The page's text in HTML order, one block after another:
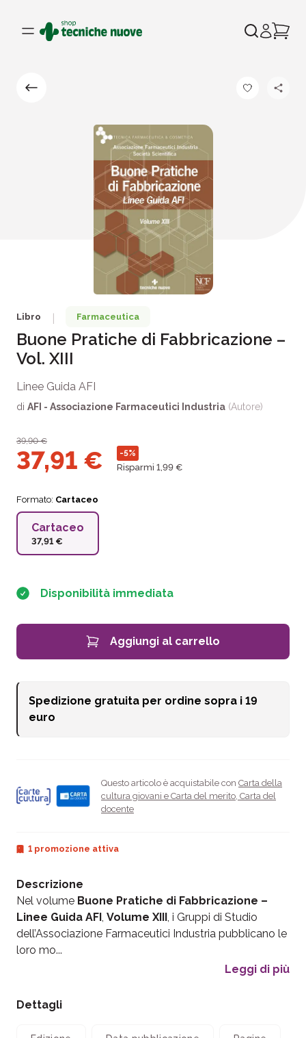
Libro Farmaceutica
Buone Pratiche di Fabbricazione –
Vol. XIII
Linee Guida AFI
di AFI - Associazione Farmaceutici Industria (Autore)
39,90€
37,91 € -5%
Risparmi 1,99 €
Formato: Cartaceo
Cartaceo
37,91 €
Disponibilità immediata
Aggiungi al carrello
Spedizione gratuita per ordine sopra i 19
euro
Questo articolo è acquistabile con Carta della
cultura giovani e Carta del merito Carta del
docente
1 promozione attiva
Descrizione
Nel volume Buone Pratiche di Fabbricazione –
Linee Guida AFI, Volume XIII, i Gruppi di Studio
dell’Associazione Farmaceutici Industria pubblicano le
loro mo...
Leggi di più
Dettagli